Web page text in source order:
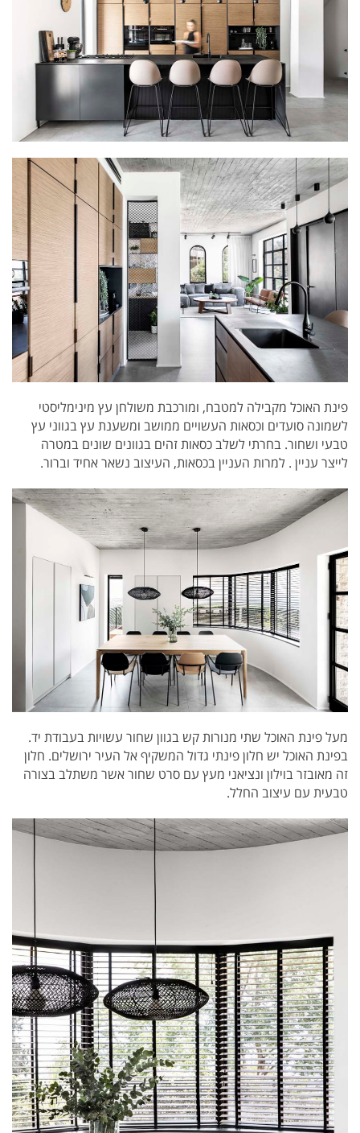
פינת האוכל מקבילה למטבח, ומורכבת משולחן עץ מינימליסטי
לשמונה סועדים וכסאות העשויים ממושב ומשענת עץ בגווני עץ
טבעי ושחור. בחרתי לשלב כסאות זהים בגוונים שונים במטרה
לייצר עניין . למרות העניין בכסאות, העיצוב נשאר אחיד וברור.
מעל פינת האוכל שתי מנורות קש בגוון שחור עשויות בעבודת יד.
בפינת האוכל יש חלון פינתי גדול המשקיף אל העיר ירושלים. חלון
זה מאובזר בוילון ונציאני מעץ עם סרט שחור אשר משתלב בצורה
טבעית עם עיצוב החלל.